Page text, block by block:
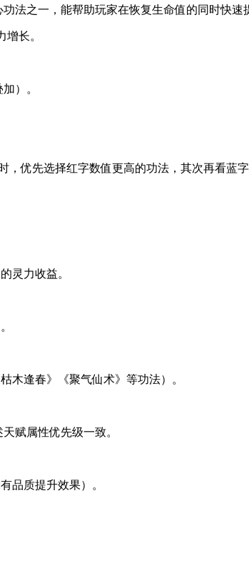
法之一，能帮助玩家在恢复生命值的同时快速
长。
）。
，优先选择红字数值更高的功法，其次再看蓝字
灵力收益。
木逢春》《聚气仙术》等功法）。
赋属性优先级一致。
品质提升效果）。